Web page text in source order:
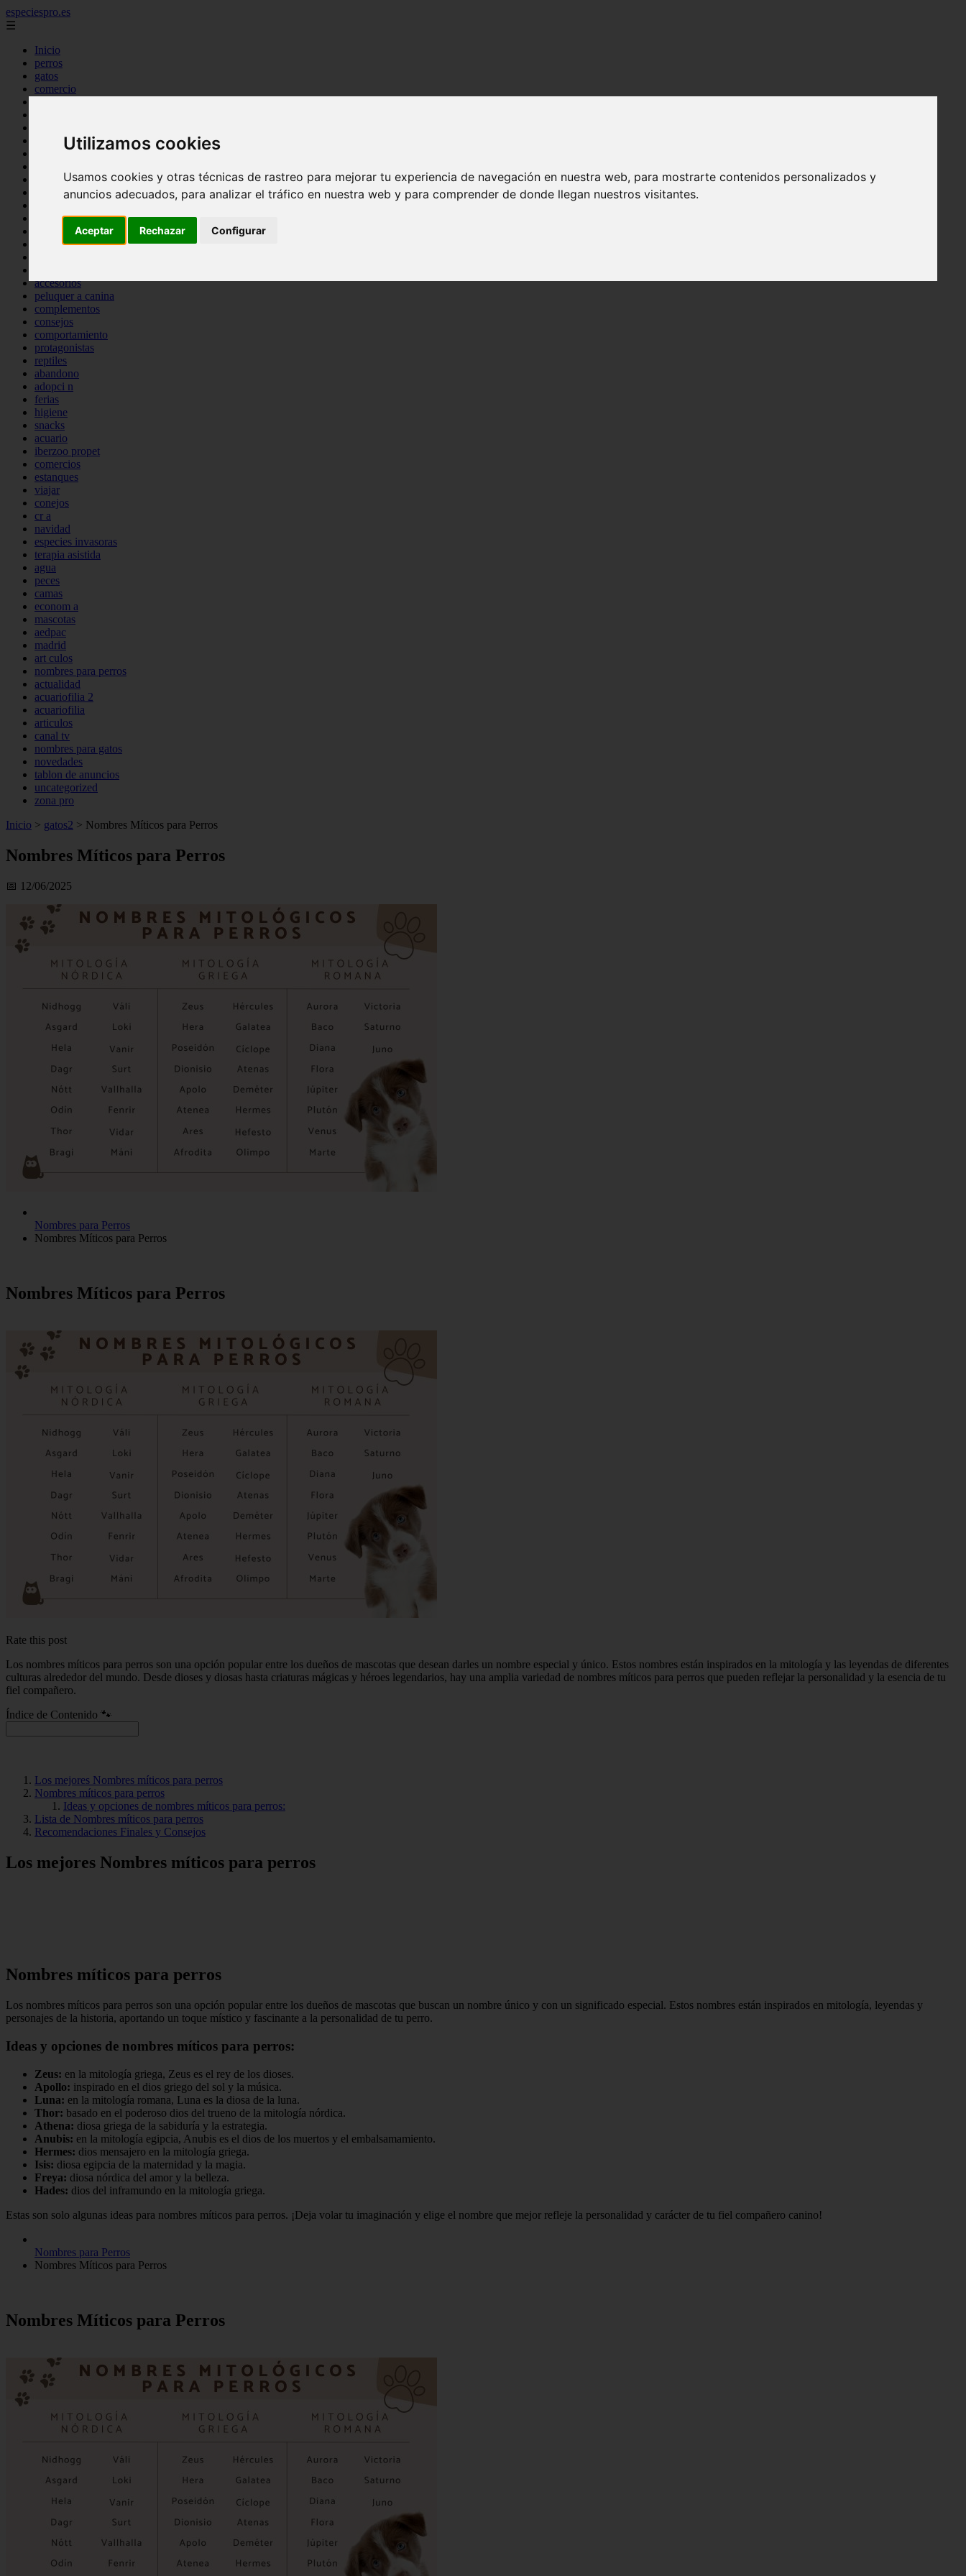
Utilizamos cookies
Usamos cookies y otras técnicas de rastreo para mejorar tu experiencia de navegación en nuestra web, para mostrarte contenidos personalizados y
anuncios adecuados, para analizar el tráfico en nuestra web y para comprender de donde llegan nuestros visitantes.
Aceptar Rechazar Configurar
especiespro.es
☰
Inicio
perros
gatos
comercio
tenencia responsable
mantenimiento
bienestar
peque os mam feros
verano
accesorios
peluquer a canina
complementos
consejos
comportamiento
protagonistas
reptiles
abandono
adopci n
ferias
higiene
snacks
acuario
iberzoo propet
comercios
estanques
viajar
conejos
cr a
navidad
especies invasoras
terapia asistida
agua
peces
camas
econom a
mascotas
aedpac
madrid
art culos
nombres para perros
actualidad
acuariofilia 2
acuariofilia
articulos
canal tv
nombres para gatos
novedades
tablon de anuncios
uncategorized
zona pro
Inicio > gatos2 > Nombres Míticos para Perros
Nombres Míticos para Perros
📅 12/06/2025
Nombres para Perros
Nombres Míticos para Perros
Nombres Míticos para Perros
Rate this post
Los nombres míticos para perros son una opción popular entre los dueños de mascotas que desean darles un nombre especial y único. Estos nombres están inspirados en la mitología y las leyendas de diferentes
culturas alrededor del mundo. Desde dioses y diosas hasta criaturas mágicas y héroes legendarios, hay una amplia variedad de nombres míticos para perros que pueden reflejar la personalidad y la esencia de tu
fiel compañero.
Índice de Contenido 🐾
Los mejores Nombres míticos para perros
Nombres míticos para perros
Ideas y opciones de nombres míticos para perros:
Lista de Nombres míticos para perros
Recomendaciones Finales y Consejos
Los mejores Nombres míticos para perros
Nombres míticos para perros
Los nombres míticos para perros son una opción popular entre los dueños de mascotas que buscan un nombre único y con un significado especial. Estos nombres están inspirados en mitología, leyendas y
personajes de la historia, aportando un toque místico y fascinante a la personalidad de tu perro.
Ideas y opciones de nombres míticos para perros:
Zeus: en la mitología griega, Zeus es el rey de los dioses.
Apollo: inspirado en el dios griego del sol y la música.
Luna: en la mitología romana, Luna es la diosa de la luna.
Thor: basado en el poderoso dios del trueno de la mitología nórdica.
Athena: diosa griega de la sabiduría y la estrategia.
Anubis: en la mitología egipcia, Anubis es el dios de los muertos y el embalsamamiento.
Hermes: dios mensajero en la mitología griega.
Isis: diosa egipcia de la maternidad y la magia.
Freya: diosa nórdica del amor y la belleza.
Hades: dios del inframundo en la mitología griega.
Estas son solo algunas ideas para nombres míticos para perros. ¡Deja volar tu imaginación y elige el nombre que mejor refleje la personalidad y carácter de tu fiel compañero canino!
Nombres para Perros
Nombres Míticos para Perros
Nombres Míticos para Perros